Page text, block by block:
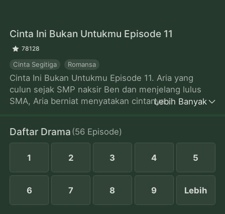
Cinta Ini Bukan Untukmu Episode 11
78128
Cinta Segitiga Romansa
Cinta Ini Bukan Untukmu Episode 11. Aria yang
culun sejak SMP naksir Ben dan menjelang lulus
SMA, Aria berniat menyatakan cintanya pada Ben.
tanpa sengaja bertemu Miles, kakak dari Ben. Miles
yang tertarik pada Aria menawarkannya cara
menggoda Ben agar jatuh cinta padanya. Saat Ben
mulai jatuh hati, justru Aria yang bimbang, siapa
Lebih Banyak
Daftar Drama (56 Episode)
1 2 3 4 5
6 7 8 9 Lebih